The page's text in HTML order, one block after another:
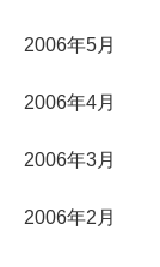
2006年5月
2006年4月
2006年3月
2006年2月